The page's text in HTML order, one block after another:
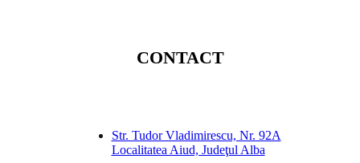
CONTACT
Str. Tudor Vladimirescu, Nr. 92A
Localitatea Aiud, Judeţul Alba